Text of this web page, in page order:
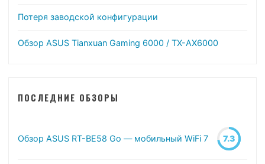
Потеря заводской конфигурации
Обзор ASUS Tianxuan Gaming 6000 / TX-AX6000
ПОСЛЕДНИЕ ОБЗОРЫ
Обзор ASUS RT-BE58 Go — мобильный WiFi 7 7.3